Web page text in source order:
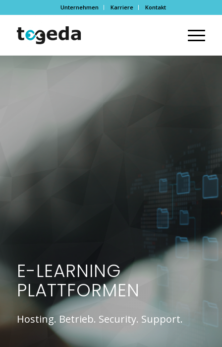
Unternehmen Karriere Kontakt
E-LEARNING
PLATTFORMEN
Hosting. Betrieb. Security. Support.